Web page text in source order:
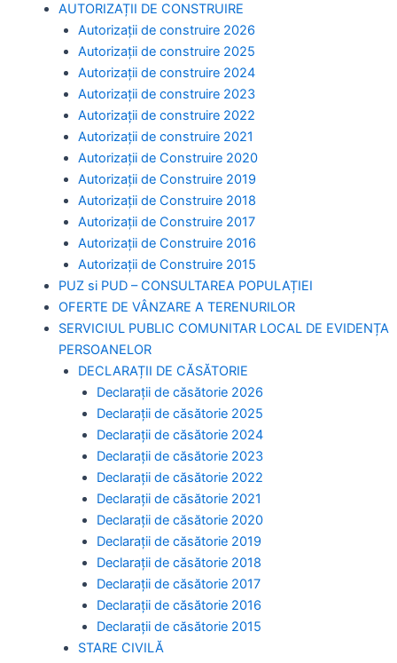
AUTORIZAȚII DE CONSTRUIRE
Autorizații de construire 2026
Autorizații de construire 2025
Autorizații de construire 2024
Autorizații de construire 2023
Autorizații de construire 2022
Autorizații de construire 2021
Autorizații de Construire 2020
Autorizații de Construire 2019
Autorizaţii de Construire 2018
Autorizaţii de Construire 2017
Autorizaţii de Construire 2016
Autorizaţii de Construire 2015
PUZ si PUD – CONSULTAREA POPULAȚIEI
OFERTE DE VÂNZARE A TERENURILOR
SERVICIUL PUBLIC COMUNITAR LOCAL DE EVIDENȚA
PERSOANELOR
DECLARAȚII DE CĂSĂTORIE
Declarații de căsătorie 2026
Declarații de căsătorie 2025
Declarații de căsătorie 2024
Declarații de căsătorie 2023
Declarații de căsătorie 2022
Declarații de căsătorie 2021
Declarații de căsătorie 2020
Declarații de căsătorie 2019
Declarații de căsătorie 2018
Declarații de căsătorie 2017
Declarații de căsătorie 2016
Declarații de căsătorie 2015
STARE CIVILĂ